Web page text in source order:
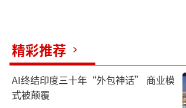
精彩推荐
AI终结印度三十年“外包神话” 商业模
式被颠覆